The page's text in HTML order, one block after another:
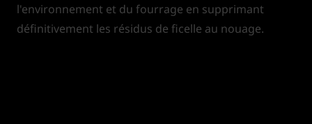
l'environnement et du fourrage en supprimant
définitivement les résidus de ficelle au nouage.